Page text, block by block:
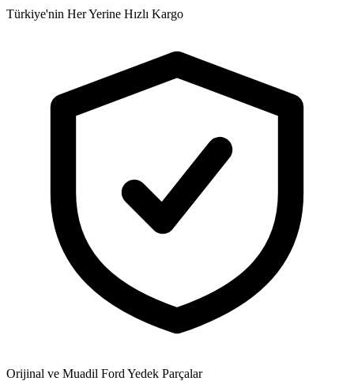
Türkiye'nin Her Yerine Hızlı Kargo
Orijinal ve Muadil Ford Yedek Parçalar